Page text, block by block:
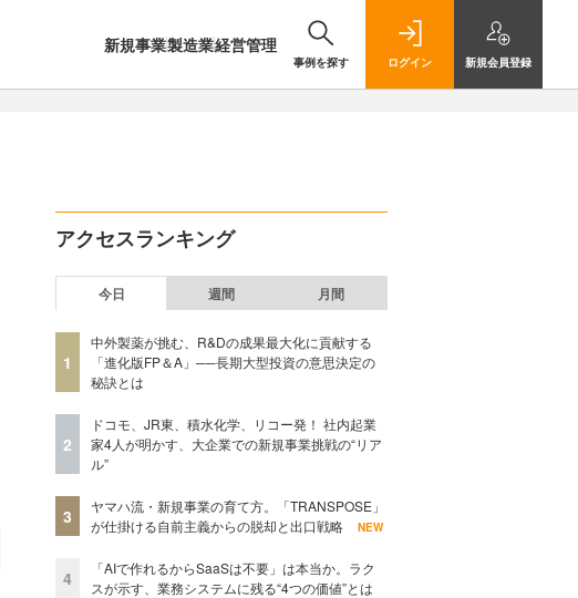
新規事業製造業経営管理
事例を探す ログイン 新規会員登録
アクセスランキング
今日 週間 月間
1
中外製薬が挑む、R&Dの成果最大化に貢献する
「進化版FP＆A」──長期大型投資の意思決定の
秘訣とは
2
ドコモ、JR東、積水化学、リコー発！ 社内起業
家4人が明かす、大企業での新規事業挑戦の“リア
ル”
3
ヤマハ流・新規事業の育て方。「TRANSPOSE」
が仕掛ける自前主義からの脱却と出口戦略
NEW
4
「AIで作れるからSaaSは不要」は本当か。ラク
スが示す、業務システムに残る“4つの価値”とは